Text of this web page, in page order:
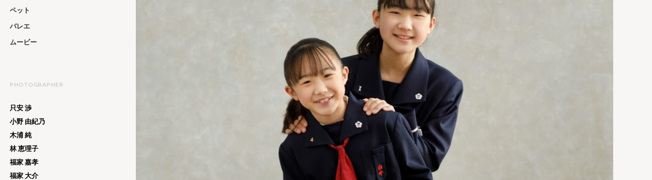
ペット
バレエ
ムービー
PHOTOGRAPHER
只安 渉
小野 由紀乃
木浦 純
林 恵理子
福家 嘉孝
福家 大介